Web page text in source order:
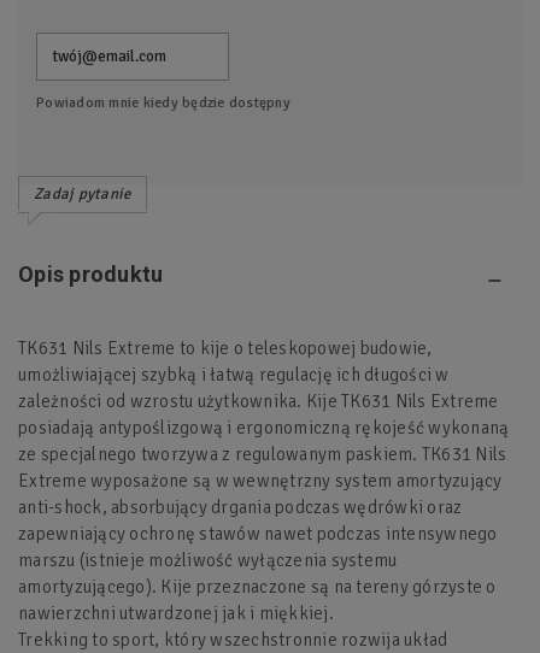
Powiadom mnie kiedy będzie dostępny
Zadaj pytanie
Opis produktu
TK631 Nils Extreme to kije o teleskopowej budowie,
umożliwiającej szybką i łatwą regulację ich długości w
zależności od wzrostu użytkownika. Kije TK631 Nils Extreme
posiadają antypoślizgową i ergonomiczną rękojeść wykonaną
ze specjalnego tworzywa z regulowanym paskiem. TK631 Nils
Extreme wyposażone są w wewnętrzny system amortyzujący
anti-shock, absorbujący drgania podczas wędrówki oraz
zapewniający ochronę stawów nawet podczas intensywnego
marszu (istnieje możliwość wyłączenia systemu
amortyzującego). Kije przeznaczone są na tereny górzyste o
nawierzchni utwardzonej jak i miękkiej.
Trekking to sport, który wszechstronnie rozwija układ